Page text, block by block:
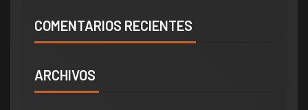
COMENTARIOS RECIENTES
ARCHIVOS